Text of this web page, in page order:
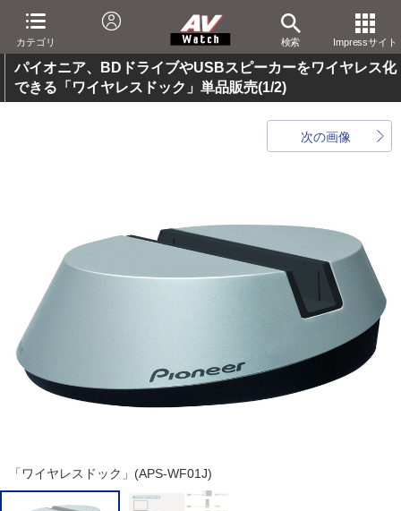
カテゴリ 検索 Impressサイト
パイオニア、BDドライブやUSBスピーカーをワイヤレス化
できる「ワイヤレスドック」単品販売(1/2)
次の画像
「ワイヤレスドック」(APS-WF01J)